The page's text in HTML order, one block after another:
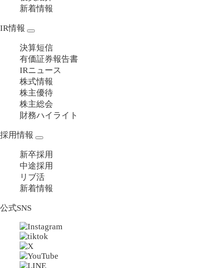
新着情報
IR情報
決算短信
有価証券報告書
IRニュース
株式情報
株主優待
株主総会
財務ハイライト
採用情報
新卒採用
中途採用
リブ活
新着情報
公式SNS